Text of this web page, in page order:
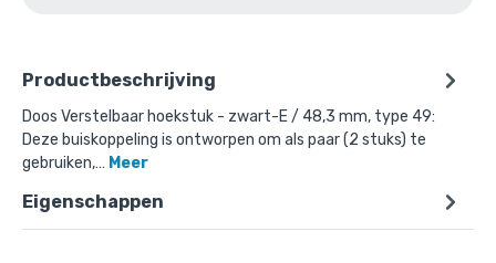
Productbeschrijving
Doos Verstelbaar hoekstuk - zwart-E / 48,3 mm, type 49:
Deze buiskoppeling is ontworpen om als paar (2 stuks) te
gebruiken,… Meer
Eigenschappen